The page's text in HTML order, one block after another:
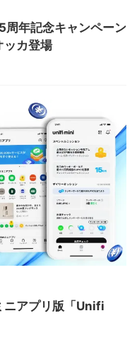
周年記念キャンペーン
ッカ登場
ニアプリ版「Unifi